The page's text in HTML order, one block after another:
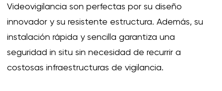
Videovigilancia son perfectas por su diseño
innovador y su resistente estructura. Además, su
instalación rápida y sencilla garantiza una
seguridad in situ sin necesidad de recurrir a
costosas infraestructuras de vigilancia.